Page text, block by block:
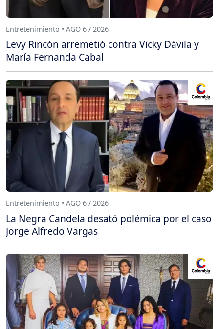
Entretenimiento • AGO 6 / 2026
Levy Rincón arremetió contra Vicky Dávila y
María Fernanda Cabal
Entretenimiento • AGO 6 / 2026
La Negra Candela desató polémica por el caso
Jorge Alfredo Vargas